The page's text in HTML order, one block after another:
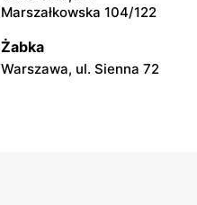
Nowy Dwór Mazowiecki, ul.
CCC
Marszałkowska 104/122
Żabka
Warszawa, ul. Sienna 72